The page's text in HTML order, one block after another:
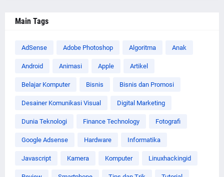
Main Tags
AdSense Adobe Photoshop Algoritma Anak
Android Animasi Apple Artikel
Belajar Komputer Bisnis Bisnis dan Promosi
Desainer Komunikasi Visual Digital Marketing
Dunia Teknologi Finance Technology Fotografi
Google Adsense Hardware Informatika
Javascript Kamera Komputer Linuxhackingid